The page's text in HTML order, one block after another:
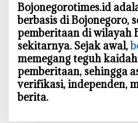
Bojonegorotimes.id
berbasis di Bojonegoro,
pemberitaan di wilayah
sekitarnya. Sejak awal,
memegang teguh
pemberitaan, sehingga
verifikasi, independen,
berita.